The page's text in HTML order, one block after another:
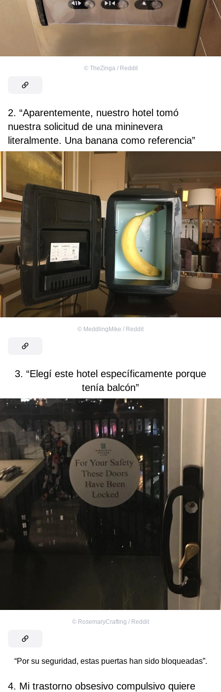
© TheZinga / Reddit
2. “Aparentemente, nuestro hotel tomó
nuestra solicitud de una mininevera
literalmente. Una banana como referencia”
© MeddlingMike / Reddit
3. “Elegí este hotel específicamente porque
tenía balcón”
© RosemaryCrafting / Reddit
“Por su seguridad, estas puertas han sido bloqueadas”.
4. Mi trastorno obsesivo compulsivo quiere